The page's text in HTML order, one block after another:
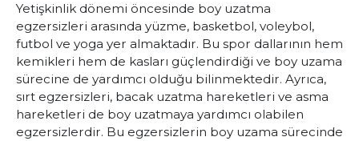
Yetişkinlik dönemi öncesinde boy uzatma
egzersizleri arasında yüzme, basketbol, voleybol,
futbol ve yoga yer almaktadır. Bu spor dallarının hem
kemikleri hem de kasları güçlendirdiği ve boy uzama
sürecine de yardımcı olduğu bilinmektedir. Ayrıca,
sırt egzersizleri, bacak uzatma hareketleri ve asma
hareketleri de boy uzatmaya yardımcı olabilen
egzersizlerdir. Bu egzersizlerin boy uzama sürecinde